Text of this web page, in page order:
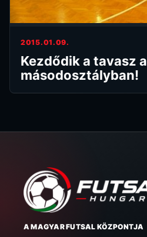
2015.01.09.
Kezdődik a tavasz a
másodosztályban!
A MAGYAR FUTSAL KÖZPONTJA